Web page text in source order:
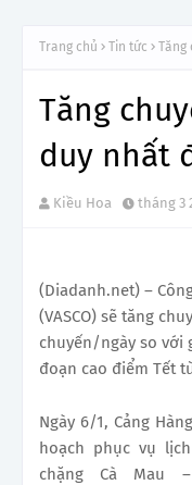
Trang chủ Tin tức Tăng
Tăng
duy nhất
Kiều Hoa tháng 3
(Diadanh.net) –
(VASCO) sẽ tăng
chuyến/ngày so với
đoạn cao điểm Tết
Ngày 6/1, Cảng
hoạch phục vụ
chặng Cà Mau